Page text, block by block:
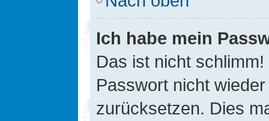
Ich habe mein
Das ist nicht
Passwort nicht
zurücksetzen. Dies